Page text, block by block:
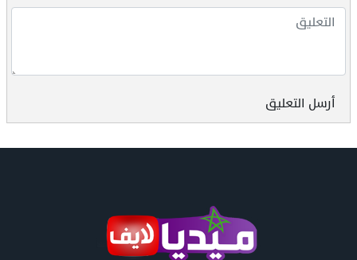
أرسل التعليق